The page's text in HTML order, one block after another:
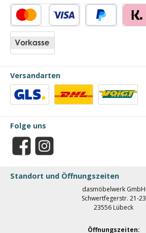
Kredit- oder Debitkarte
Versandarten
Folge uns
Facebook Instagram
Standort und Öffnungszeiten
dasmöbelwerk GmbH
Schwertfegerstr. 21-23
23556 Lübeck
Öffnungszeiten: